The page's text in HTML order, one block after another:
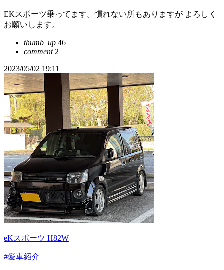
EKスポーツ乗ってます。慣れない所もありますが よろしく
お願いします。
thumb_up 46
comment2
2023/05/02 19:11
eKスポーツ H82W
#愛車紹介